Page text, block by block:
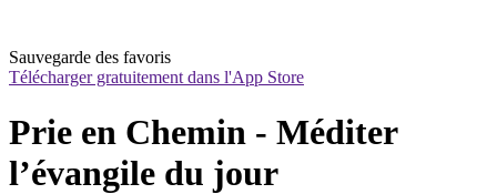
Sauvegarde des favoris
Télécharger gratuitement dans l'App Store
Prie en Chemin - Méditer
l’évangile du jour